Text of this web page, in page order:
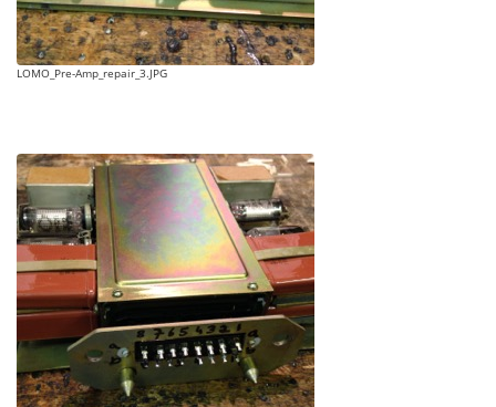
LOMO_Pre-Amp_repair_3.JPG